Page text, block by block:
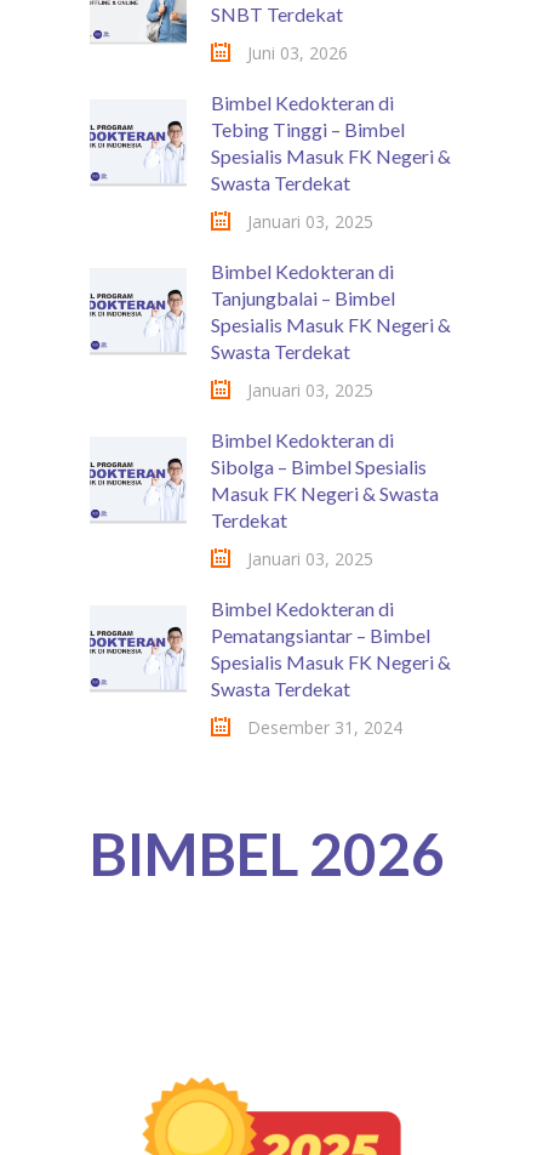
SNBT Terdekat
Juni 03, 2026
Bimbel Kedokteran di
Tebing Tinggi – Bimbel
Spesialis Masuk FK Negeri &
Swasta Terdekat
Januari 03, 2025
Bimbel Kedokteran di
Tanjungbalai – Bimbel
Spesialis Masuk FK Negeri &
Swasta Terdekat
Januari 03, 2025
Bimbel Kedokteran di
Sibolga – Bimbel Spesialis
Masuk FK Negeri & Swasta
Terdekat
Januari 03, 2025
Bimbel Kedokteran di
Pematangsiantar – Bimbel
Spesialis Masuk FK Negeri &
Swasta Terdekat
Desember 31, 2024
BIMBEL 2026